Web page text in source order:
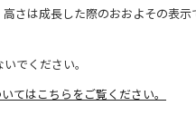
さは成長した際のおおよその表
でください。
てはこちらをご覧ください。